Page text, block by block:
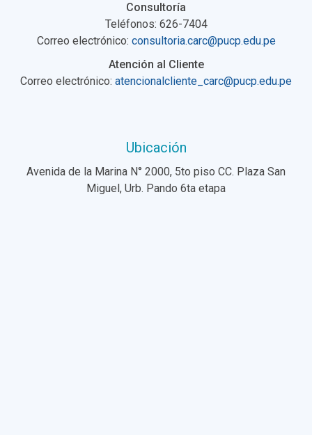
Consultoría
Teléfonos: 626-7404
Correo electrónico: consultoria.carc@pucp.edu.pe
Atención al Cliente
Correo electrónico: atencionalcliente_carc@pucp.edu.pe
Ubicación
Avenida de la Marina N° 2000, 5to piso CC. Plaza San
Miguel, Urb. Pando 6ta etapa